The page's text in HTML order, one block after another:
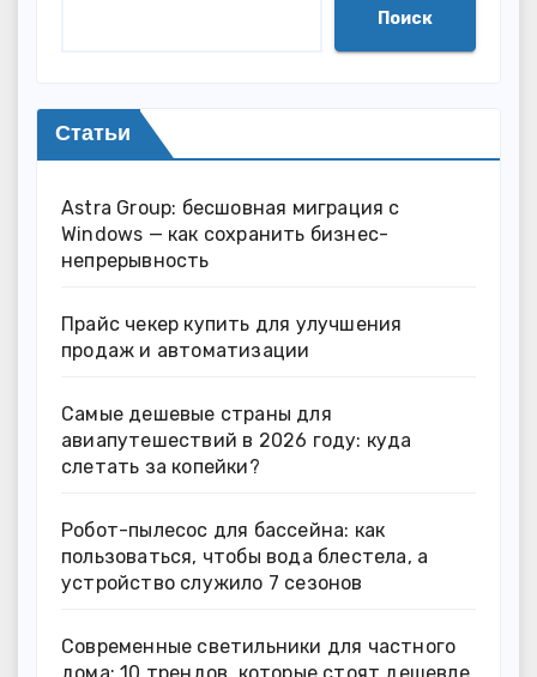
Поиск
Статьи
Astra Group: бесшовная миграция с
Windows — как сохранить бизнес-
непрерывность
Прайс чекер купить для улучшения
продаж и автоматизации
Самые дешевые страны для
авиапутешествий в 2026 году: куда
слетать за копейки?
Робот-пылесос для бассейна: как
пользоваться, чтобы вода блестела, а
устройство служило 7 сезонов
Современные светильники для частного